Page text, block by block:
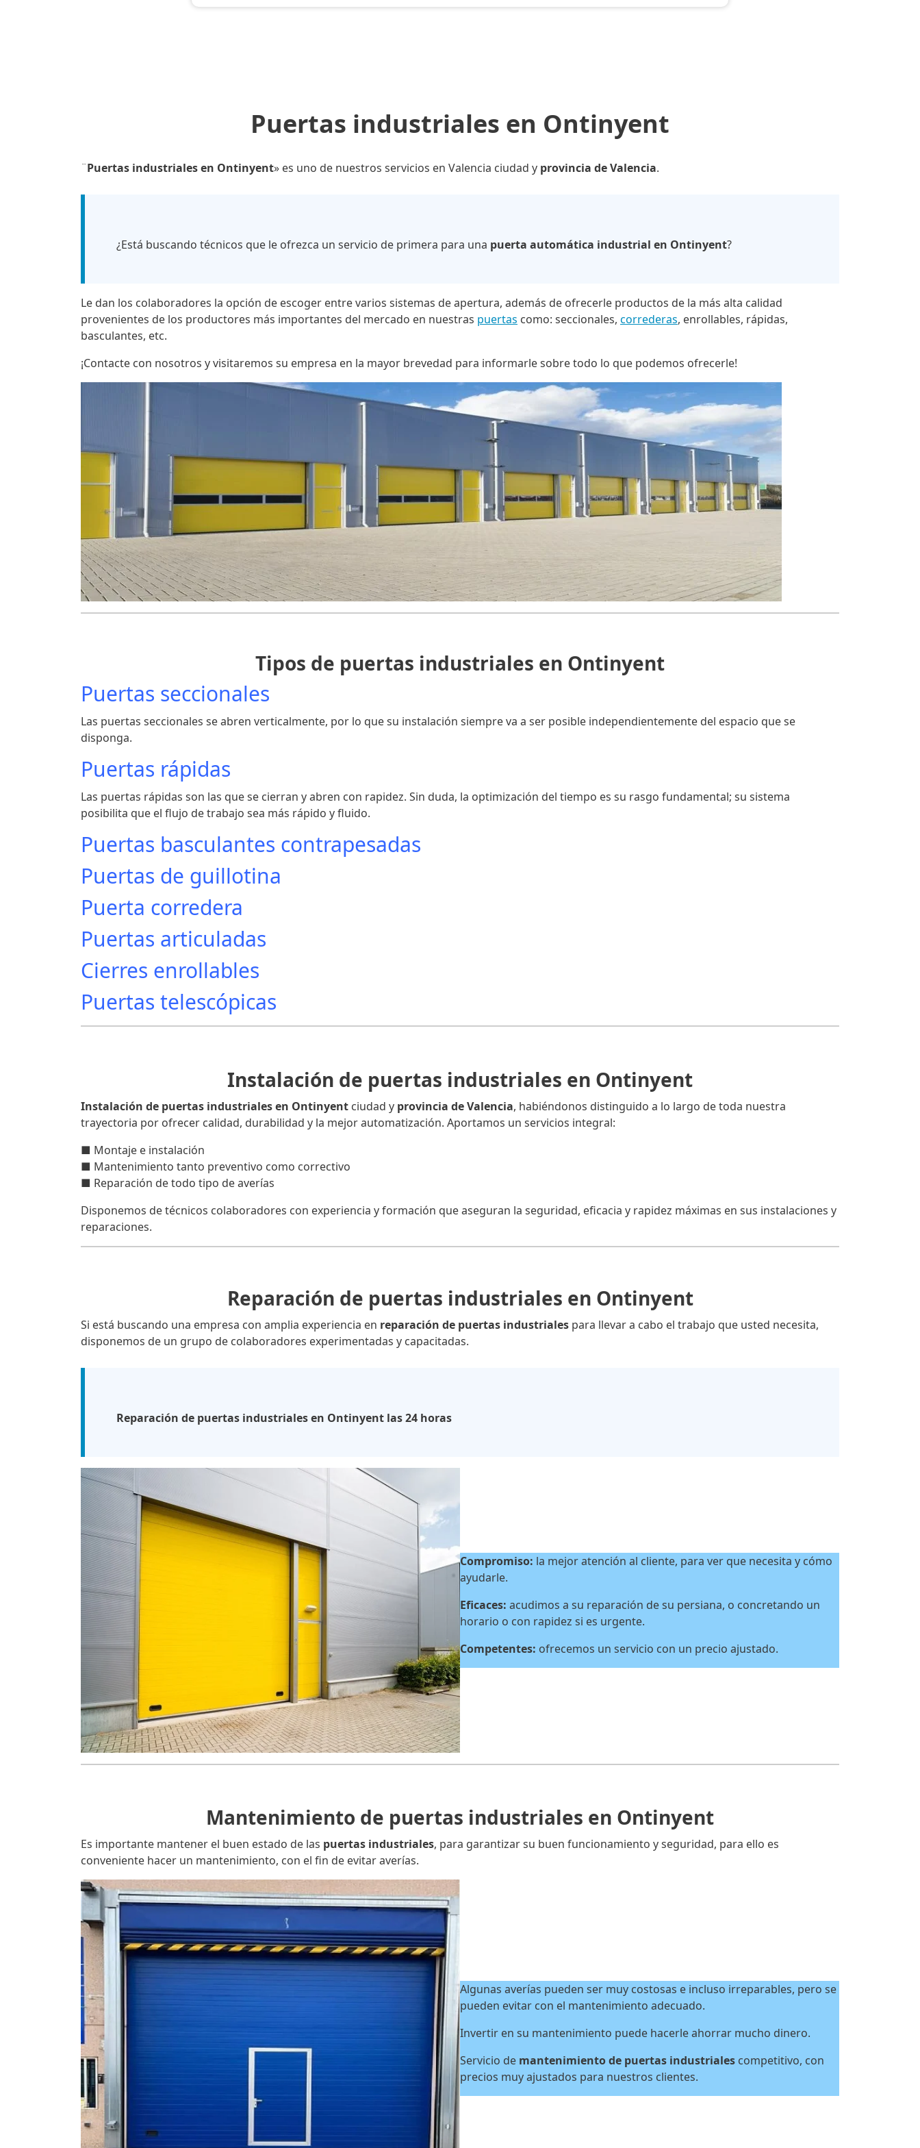
Puertas industriales en Ontinyent
¨Puertas industriales en Ontinyent» es uno de nuestros servicios en Valencia ciudad y provincia de Valencia.
¿Está buscando técnicos que le ofrezca un servicio de primera para una puerta automática industrial en Ontinyent?
Le dan los colaboradores la opción de escoger entre varios sistemas de apertura, además de ofrecerle productos de la más alta calidad
provenientes de los productores más importantes del mercado en nuestras puertas como: seccionales, correderas, enrollables, rápidas,
basculantes, etc.
¡Contacte con nosotros y visitaremos su empresa en la mayor brevedad para informarle sobre todo lo que podemos ofrecerle!
Tipos de puertas industriales en Ontinyent
Puertas seccionales
Las puertas seccionales se abren verticalmente, por lo que su instalación siempre va a ser posible independientemente del espacio que se
disponga.
Puertas rápidas
Las puertas rápidas son las que se cierran y abren con rapidez. Sin duda, la optimización del tiempo es su rasgo fundamental; su sistema
posibilita que el flujo de trabajo sea más rápido y fluido.
Puertas basculantes contrapesadas
Puertas de guillotina
Puerta corredera
Puertas articuladas
Cierres enrollables
Puertas telescópicas
Instalación de puertas industriales en Ontinyent
Instalación de puertas industriales en Ontinyent ciudad y provincia de Valencia, habiéndonos distinguido a lo largo de toda nuestra
trayectoria por ofrecer calidad, durabilidad y la mejor automatización. Aportamos un servicios integral:
■ Montaje e instalación
■ Mantenimiento tanto preventivo como correctivo
■ Reparación de todo tipo de averías
Disponemos de técnicos colaboradores con experiencia y formación que aseguran la seguridad, eficacia y rapidez máximas en sus instalaciones y
reparaciones.
Reparación de puertas industriales en Ontinyent
Si está buscando una empresa con amplia experiencia en reparación de puertas industriales para llevar a cabo el trabajo que usted necesita,
disponemos de un grupo de colaboradores experimentadas y capacitadas.
Reparación de puertas industriales en Ontinyent las 24 horas
Compromiso: la mejor atención al cliente, para ver que necesita y cómo
ayudarle.
Eficaces: acudimos a su reparación de su persiana, o concretando un
horario o con rapidez si es urgente.
Competentes: ofrecemos un servicio con un precio ajustado.
Mantenimiento de puertas industriales en Ontinyent
Es importante mantener el buen estado de las puertas industriales, para garantizar su buen funcionamiento y seguridad, para ello es
conveniente hacer un mantenimiento, con el fin de evitar averías.
Algunas averías pueden ser muy costosas e incluso irreparables, pero se
pueden evitar con el mantenimiento adecuado.
Invertir en su mantenimiento puede hacerle ahorrar mucho dinero.
Servicio de mantenimiento de puertas industriales competitivo, con
precios muy ajustados para nuestros clientes.